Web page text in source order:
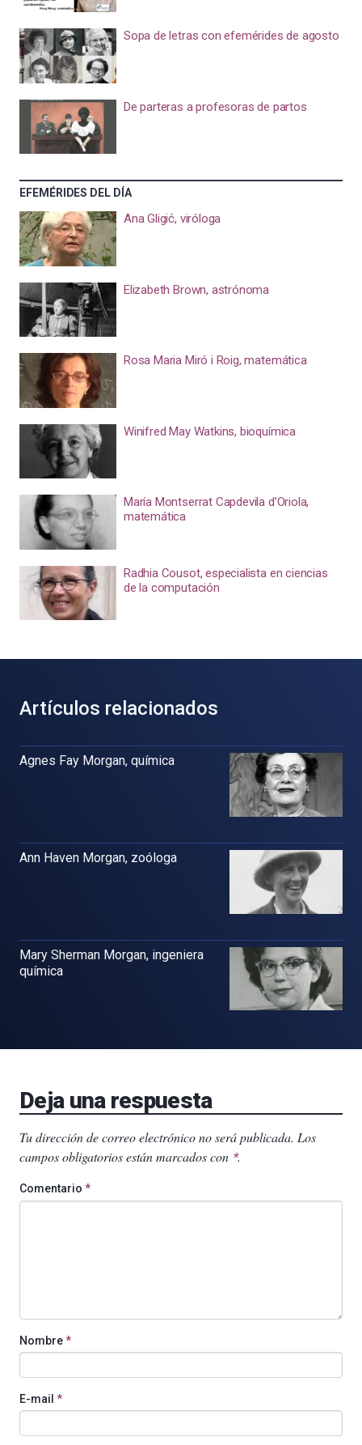
Sopa de letras con efemérides de agosto
De parteras a profesoras de partos
EFEMÉRIDES DEL DÍA
Ana Gligić, viróloga
Elizabeth Brown, astrónoma
Rosa Maria Miró i Roig, matemática
Winifred May Watkins, bioquímica
María Montserrat Capdevila d’Oriola,
matemática
Radhia Cousot, especialista en ciencias
de la computación
Artículos relacionados
Agnes Fay Morgan, química
Ann Haven Morgan, zoóloga
Mary Sherman Morgan, ingeniera
química
Deja una respuesta
Tu dirección de correo electrónico no será publicada. Los
campos obligatorios están marcados con *.
Comentario *
Nombre*
E-mail *